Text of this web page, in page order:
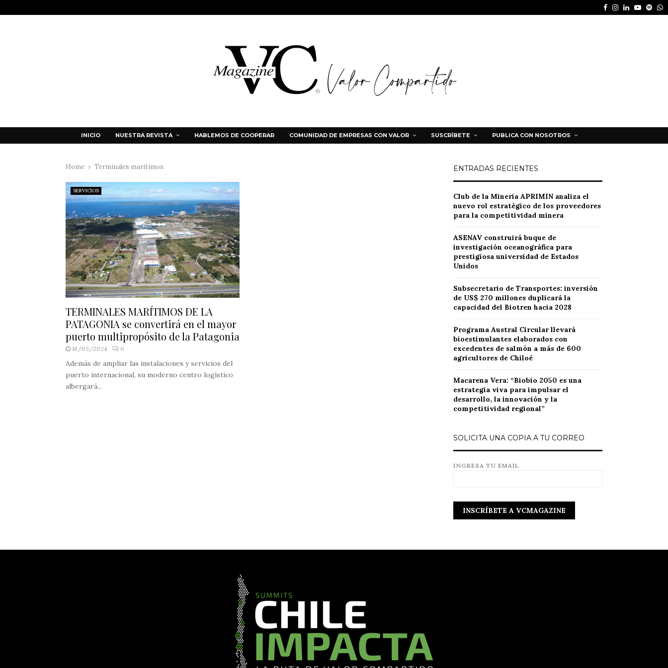
Facebook
Instagram
LinkedinYoutube
INICIO NUESTRA REVISTA HABLEMOS DE COOPERAR COMUNIDAD DE EMPRESAS CON VALOR SUSCRÍBETE PUBLICA CON NOSOTROS
Home Terminales marítimos
SERVICIOS
TERMINALES MARÍTIMOS DE LA
PATAGONIA se convertirá en el mayor
puerto multipropósito de la Patagonia
18/03/2024 0
Además de ampliar las instalaciones y servicios del
puerto internacional, su moderno centro logístico
albergará...
ENTRADAS RECIENTES
Club de la Minería APRIMIN analiza el
nuevo rol estratégico de los proveedores
para la competitividad minera
ASENAV construirá buque de
investigación oceanográfica para
prestigiosa universidad de Estados
Unidos
Subsecretario de Transportes: inversión
de US$ 270 millones duplicará la
capacidad del Biotren hacia 2028
Programa Austral Circular llevará
bioestimulantes elaborados con
excedentes de salmón a más de 600
agricultores de Chiloé
Macarena Vera: “Biobío 2050 es una
estrategia viva para impulsar el
desarrollo, la innovación y la
competitividad regional”
SOLICITA UNA COPIA A TU CORREO
INGRESA TU EMAIL